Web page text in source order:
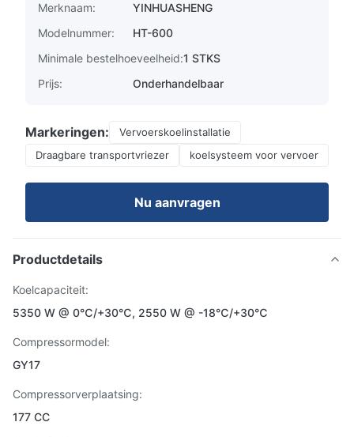
Merknaam:
YINHUASHENG
Modelnummer:
HT-600
Minimale bestelhoeveelheid:1 STKS
Prijs:
Onderhandelbaar
Markeringen:
Vervoerskoelinstallatie
Draagbare transportvriezer
koelsysteem voor vervoer
Nu aanvragen
Productdetails
Koelcapaciteit:
5350 W @ 0℃/+30℃, 2550 W @ -18℃/+30℃
Compressormodel:
GY17
Compressorverplaatsing:
177 CC